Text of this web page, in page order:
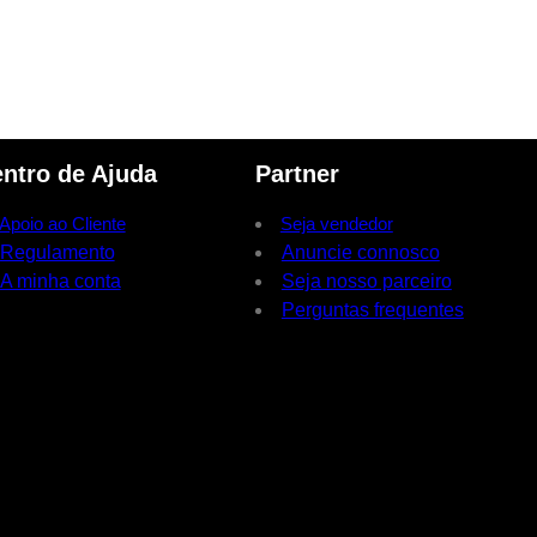
de Ajuda
Apoio ao Cliente
Regulamento
A minha conta
Partner
Seja vendedor
Anuncie connosco
Seja nosso parceiro
Perguntas frequentes